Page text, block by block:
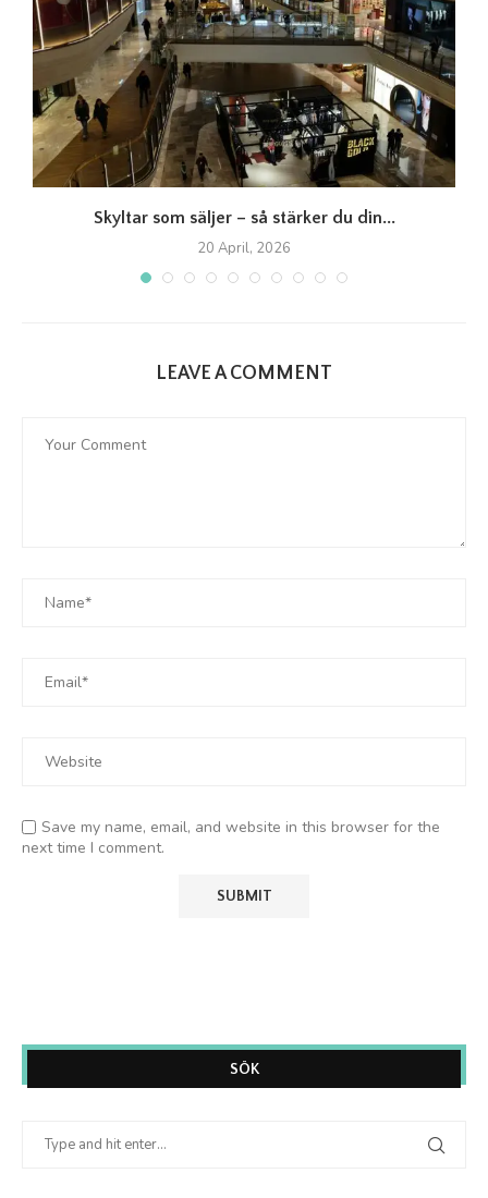
Skyltar som säljer – så stärker du din...
20 April, 2026
LEAVE A COMMENT
Save my name, email, and website in this browser for the
next time I comment.
SÖK